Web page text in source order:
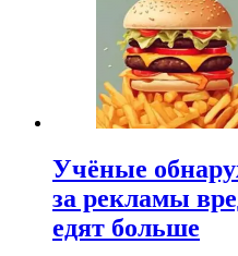
Учёные
за рекламы
едят больше